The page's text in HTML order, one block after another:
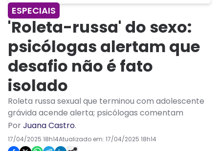
ESPECIAIS
'Roleta-russa' do sexo:
psicólogas alertam que
desafio não é fato
isolado
Roleta russa sexual que terminou com adolescente
grávida acende alerta; psicólogas comentam
PorJuana Castro.
17/04/2025 18h14Atualizado em: 17/04/2025 18h14